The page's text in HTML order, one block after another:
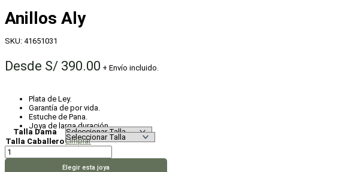
Anillos Aly
SKU: 41651031
Desde S/ 390.00 + Envío incluido.
Plata de Ley.
Garantía de por vida.
Estuche de Pana.
Joya de larga duración.
Talla Dama
Talla CaballeroLimpiar
Anillos
Aly
Elegir esta joya